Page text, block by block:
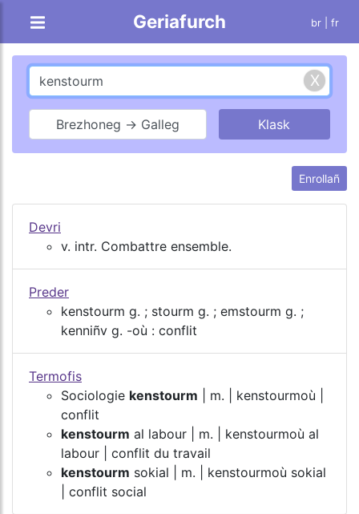
Geriafurch br | fr
Brezhoneg → Galleg
Enrollañ
Devri
v. intr. Combattre ensemble.
Preder
kenstourm g. ; stourm g. ; emstourm g. ;
kenniñv g. -où : conflit
Termofis
Sociologie kenstourm | m. | kenstourmoù |
conflit
kenstourm al labour | m. | kenstourmoù al
labour | conflit du travail
kenstourm sokial | m. | kenstourmoù sokial
| conflit social